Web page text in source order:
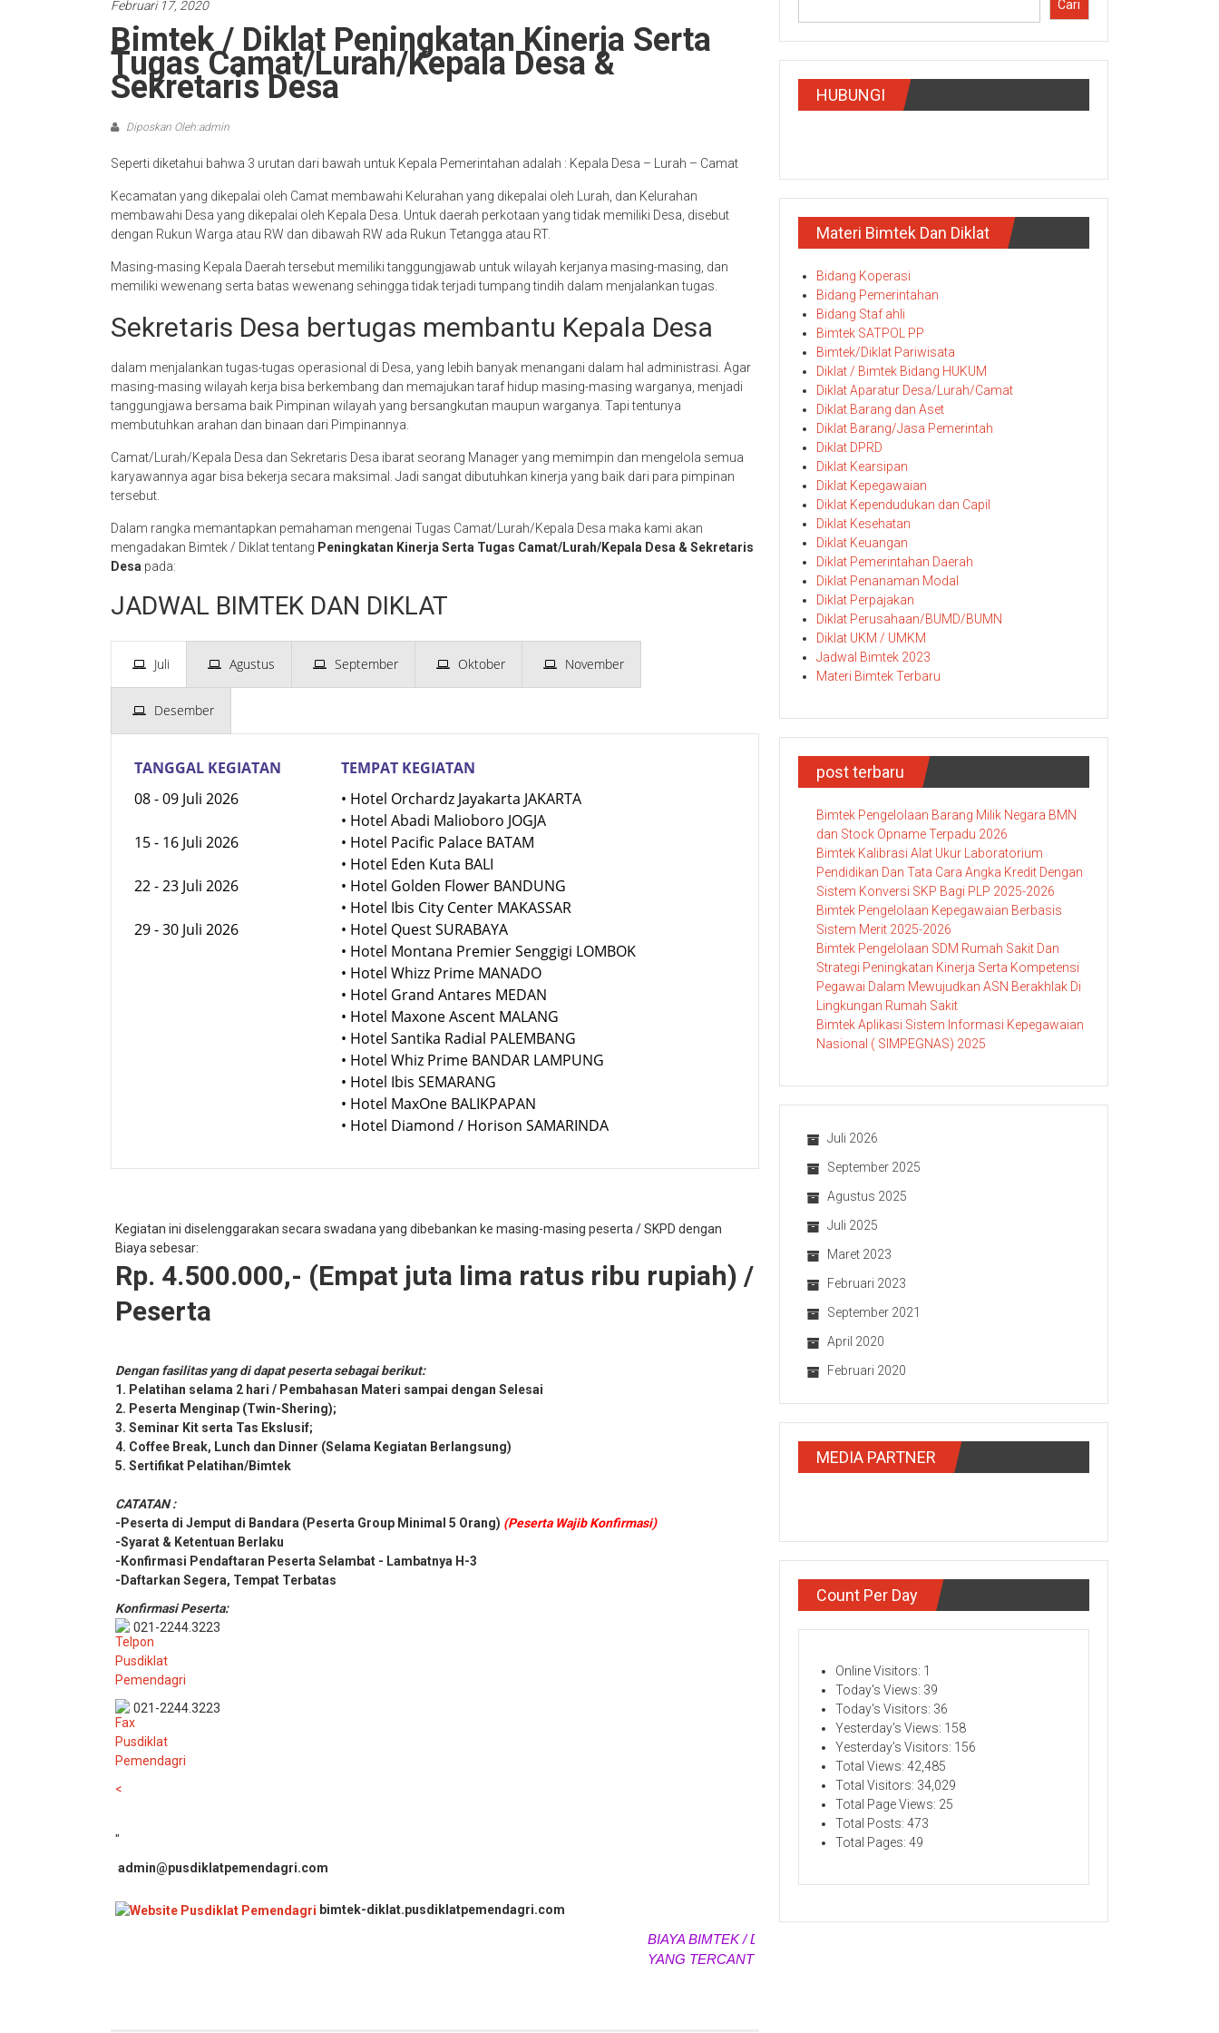
Februari 17, 2020
Bimtek / Diklat Peningkatan Kinerja Serta
Tugas Camat/Lurah/Kepala Desa &
Sekretaris Desa
Diposkan Oleh:admin
Seperti diketahui bahwa 3 urutan dari bawah untuk Kepala Pemerintahan adalah : Kepala Desa – Lurah – Camat
Kecamatan yang dikepalai oleh Camat membawahi Kelurahan yang dikepalai oleh Lurah, dan Kelurahan
membawahi Desa yang dikepalai oleh Kepala Desa. Untuk daerah perkotaan yang tidak memiliki Desa, disebut
dengan Rukun Warga atau RW dan dibawah RW ada Rukun Tetangga atau RT.
Masing-masing Kepala Daerah tersebut memiliki tanggungjawab untuk wilayah kerjanya masing-masing, dan
memiliki wewenang serta batas wewenang sehingga tidak terjadi tumpang tindih dalam menjalankan tugas.
Sekretaris Desa bertugas membantu Kepala Desa
dalam menjalankan tugas-tugas operasional di Desa, yang lebih banyak menangani dalam hal administrasi. Agar
masing-masing wilayah kerja bisa berkembang dan memajukan taraf hidup masing-masing warganya, menjadi
tanggungjawa bersama baik Pimpinan wilayah yang bersangkutan maupun warganya. Tapi tentunya
membutuhkan arahan dan binaan dari Pimpinannya.
Camat/Lurah/Kepala Desa dan Sekretaris Desa ibarat seorang Manager yang memimpin dan mengelola semua
karyawannya agar bisa bekerja secara maksimal. Jadi sangat dibutuhkan kinerja yang baik dari para pimpinan
tersebut.
Dalam rangka memantapkan pemahaman mengenai Tugas Camat/Lurah/Kepala Desa maka kami akan
mengadakan Bimtek / Diklat tentang Peningkatan Kinerja Serta Tugas Camat/Lurah/Kepala Desa & Sekretaris
Desa pada:
JADWAL BIMTEK DAN DIKLAT
Juli Agustus September Oktober November
Desember
TANGGAL KEGIATAN
TEMPAT KEGIATAN
08 - 09 Juli 2026
15 - 16 Juli 2026
22 - 23 Juli 2026
29 - 30 Juli 2026
• Hotel Orchardz Jayakarta JAKARTA
• Hotel Abadi Malioboro JOGJA
• Hotel Pacific Palace BATAM
• Hotel Eden Kuta BALI
• Hotel Golden Flower BANDUNG
• Hotel Ibis City Center MAKASSAR
• Hotel Quest SURABAYA
• Hotel Montana Premier Senggigi LOMBOK
• Hotel Whizz Prime MANADO
• Hotel Grand Antares MEDAN
• Hotel Maxone Ascent MALANG
• Hotel Santika Radial PALEMBANG
• Hotel Whiz Prime BANDAR LAMPUNG
• Hotel Ibis SEMARANG
• Hotel MaxOne BALIKPAPAN
• Hotel Diamond / Horison SAMARINDA
Kegiatan ini diselenggarakan secara swadana yang dibebankan ke masing-masing peserta / SKPD dengan
Biaya sebesar:
Rp. 4.500.000,- (Empat juta lima ratus ribu rupiah) /
Peserta
Dengan fasilitas yang di dapat peserta sebagai berikut:
1. Pelatihan selama 2 hari / Pembahasan Materi sampai dengan Selesai
2. Peserta Menginap (Twin-Shering);
3. Seminar Kit serta Tas Ekslusif;
4. Coffee Break, Lunch dan Dinner (Selama Kegiatan Berlangsung)
5. Sertifikat Pelatihan/Bimtek
CATATAN :
-Peserta di Jemput di Bandara (Peserta Group Minimal 5 Orang) (Peserta Wajib Konfirmasi)
-Syarat & Ketentuan Berlaku
-Konfirmasi Pendaftaran Peserta Selambat - Lambatnya H-3
-Daftarkan Segera, Tempat Terbatas
Konfirmasi Peserta:
021-2244.3223
021-2244.3223
<
"
admin@pusdiklatpemendagri.com
bimtek-diklat.pusdiklatpemendagri.com
BIAYA BIMTEK / DIKLAT / PELATIHAN
YANG TERCANTUM SEWAKTU-WAKTU DAPAT BERUBAH
Cari
HUBUNGI
Materi Bimtek Dan Diklat
Bidang Koperasi
Bidang Pemerintahan
Bidang Staf ahli
Bimtek SATPOL PP
Bimtek/Diklat Pariwisata
Diklat / Bimtek Bidang HUKUM
Diklat Aparatur Desa/Lurah/Camat
Diklat Barang dan Aset
Diklat Barang/Jasa Pemerintah
Diklat DPRD
Diklat Kearsipan
Diklat Kepegawaian
Diklat Kependudukan dan Capil
Diklat Kesehatan
Diklat Keuangan
Diklat Pemerintahan Daerah
Diklat Penanaman Modal
Diklat Perpajakan
Diklat Perusahaan/BUMD/BUMN
Diklat UKM / UMKM
Jadwal Bimtek 2023
Materi Bimtek Terbaru
post terbaru
Bimtek Pengelolaan Barang Milik Negara BMN
dan Stock Opname Terpadu 2026
Bimtek Kalibrasi Alat Ukur Laboratorium
Pendidikan Dan Tata Cara Angka Kredit Dengan
Sistem Konversi SKP Bagi PLP 2025-2026
Bimtek Pengelolaan Kepegawaian Berbasis
Sistem Merit 2025-2026
Bimtek Pengelolaan SDM Rumah Sakit Dan
Strategi Peningkatan Kinerja Serta Kompetensi
Pegawai Dalam Mewujudkan ASN Berakhlak Di
Lingkungan Rumah Sakit
Bimtek Aplikasi Sistem Informasi Kepegawaian
Nasional ( SIMPEGNAS) 2025
Juli 2026
September 2025
Agustus 2025
Juli 2025
Maret 2023
Februari 2023
September 2021
April 2020
Februari 2020
MEDIA PARTNER
Count Per Day
Online Visitors: 1
Today's Views: 39
Today's Visitors: 36
Yesterday's Views: 158
Yesterday's Visitors: 156
Total Views: 42,485
Total Visitors: 34,029
Total Page Views: 25
Total Posts: 473
Total Pages: 49